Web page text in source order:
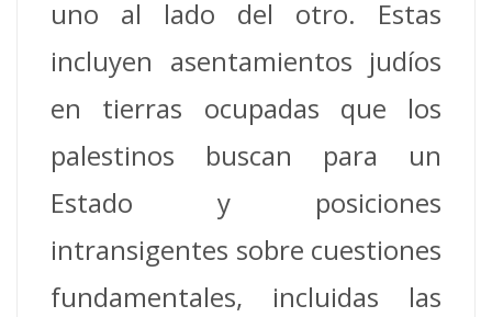
uno al lado del otro. Estas
incluyen asentamientos judíos
en tierras ocupadas que los
palestinos buscan para un
Estado y posiciones
intransigentes sobre cuestiones
fundamentales, incluidas las